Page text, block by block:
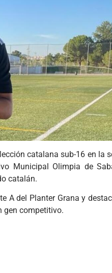
catalana sub-16 en la
Municipal Olimpia de
catalán.
A del Planter Grana y
gen competitivo.